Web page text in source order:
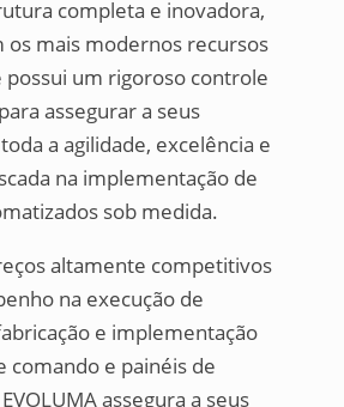
completa e inovadora,
os mais modernos recursos
possui um rigoroso controle
assegurar a seus
a agilidade, excelência e
na implementação de
sob medida.
altamente competitivos
na execução de
e implementação
comando e painéis de
assegura a seus